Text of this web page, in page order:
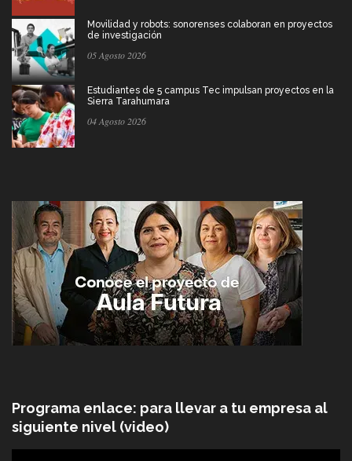
Movilidad y robots: sonorenses colaboran en proyectos
de investigación
05 Agosto 2026
Estudiantes de 5 campus Tec impulsan proyectos en la
Sierra Tarahumara
04 Agosto 2026
Programa enlace: para llevar a tu empresa al
siguiente nivel (video)